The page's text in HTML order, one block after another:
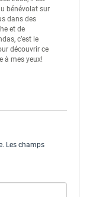
bénévolat sur
dans des
et de
c’est le
découvrir ce
à mes yeux!
Les champs